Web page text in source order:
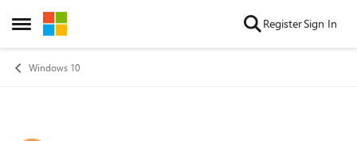
Open Side Menu
Skip to content RegisterSign In
Windows 10